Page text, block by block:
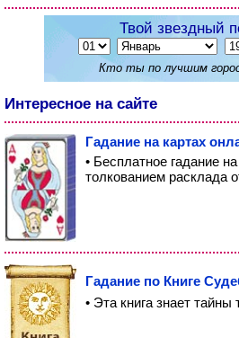
Твой звездный
Кто ты по лучшим
Интересное на сайте
Гадание на картах
• Бесплатное гадание
толкованием расклада
Гадание по Книге
• Эта книга знает тайны